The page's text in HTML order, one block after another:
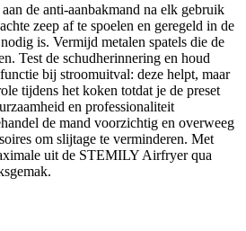
de anti-aanbakmand na elk gebruik
zeep af te spoelen en geregeld in de
is. Vermijd metalen spatels die de
Test de schudherinnering en houd
bij stroomuitval: deze helpt, maar
tijdens het koken totdat je de preset
en professionaliteit
de mand voorzichtig en overweeg
om slijtage te verminderen. Met
uit de STEMILY Airfryer qua